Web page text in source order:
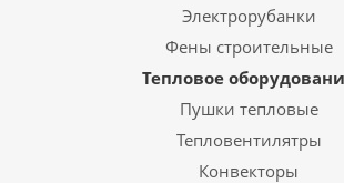
Электрорубанки
Фены строительные
Тепловое
Пушки тепловые
Тепловентилятры
Конвекторы